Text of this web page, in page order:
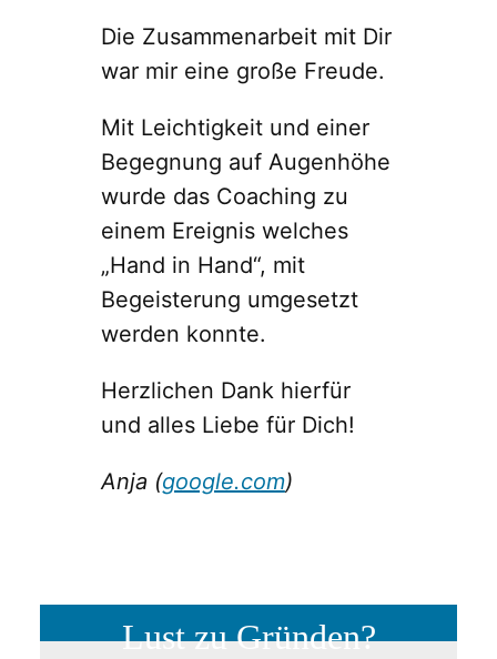
Die Zusammenarbeit mit Dir
war mir eine große Freude.
Mit Leichtigkeit und einer
Begegnung auf Augenhöhe
wurde das Coaching zu
einem Ereignis welches
„Hand in Hand“, mit
Begeisterung umgesetzt
werden konnte.
Herzlichen Dank hierfür
und alles Liebe für Dich!
Anja (google.com)
Lust zu Gründen?